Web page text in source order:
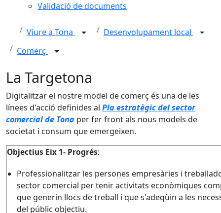
Validació de documents
Viure a Tona
Desenvolupament local
Comerç
La Targetona
Digitalitzar el nostre model de comerç és una de les
línees d'acció definides al Pla estratègic del sector
comercial de Tona per fer front als nous models de
societat i consum que emergeixen.
Objectius Eix 1- Progrés:
Professionalitzar les persones empresàries i
sector comercial per tenir activitats econòmiques
que generin llocs de treball i que s'adeqüin a les
del públic objectiu.